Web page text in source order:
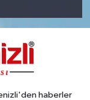
haberler